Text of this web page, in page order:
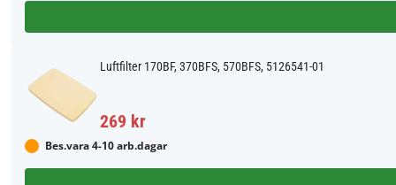
Luftfilter 170BF, 370BFS, 570BFS, 5126541-01
269 kr
Bes.vara 4-10 arb.dagar